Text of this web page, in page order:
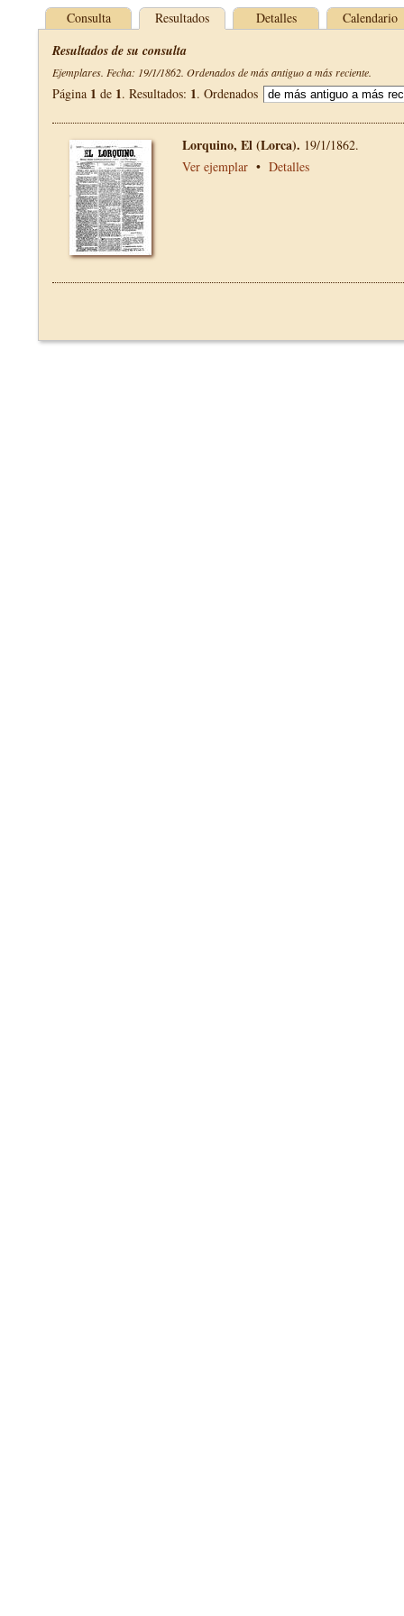
Consulta Resultados Detalles Calendario
Resultados de su consulta
Ejemplares. Fecha: 19/1/1862. Ordenados de más antiguo a más reciente.
Página 1 de 1. Resultados: 1. Ordenados
Lorquino, El (Lorca). 19/1/1862.
Ver ejemplar • Detalles